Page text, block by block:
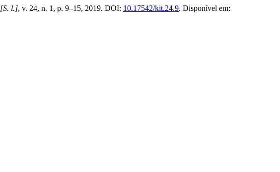
[S. l.], v. 24, n. 1, p. 9–15, 2019. DOI: 10.17542/kit.24.9. Disponível em: